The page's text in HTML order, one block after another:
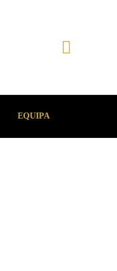
EQUIPA